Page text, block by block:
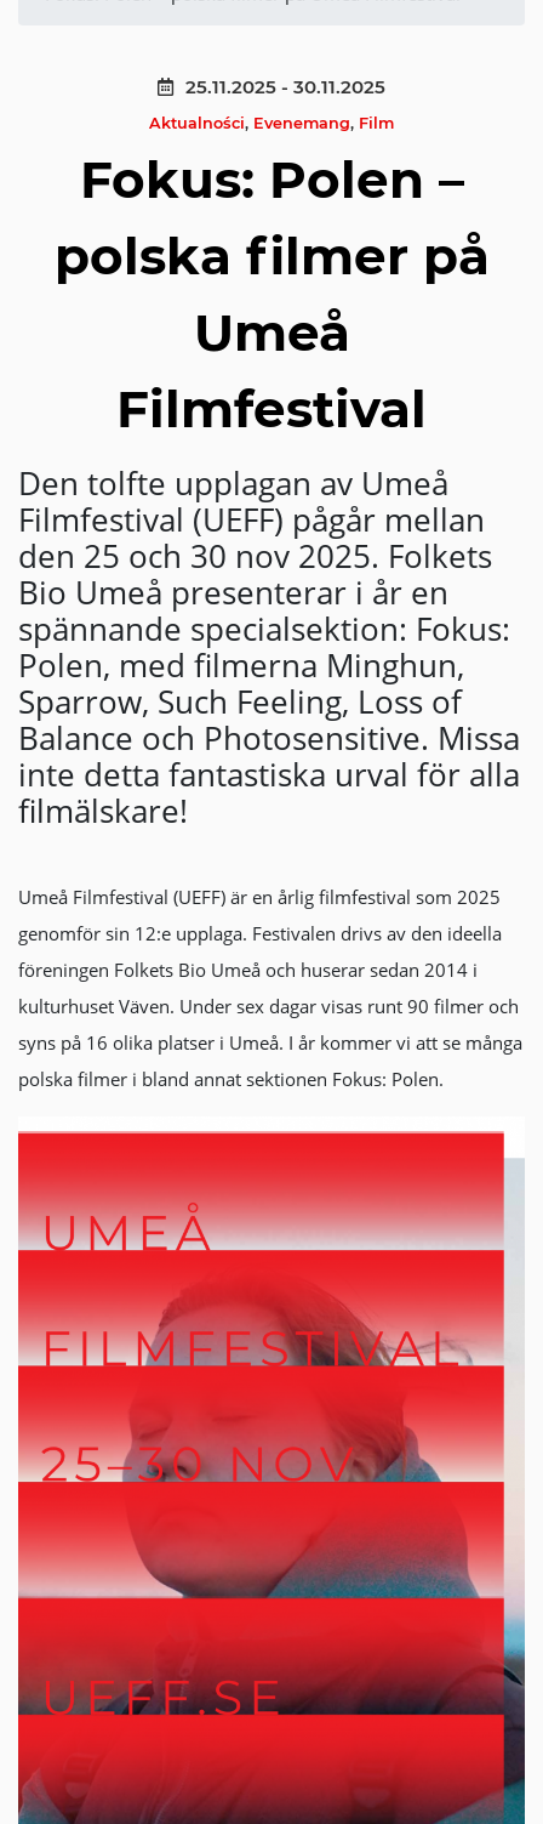
25.11.2025 - 30.11.2025
Aktualności, Evenemang, Film
Fokus: Polen –
polska filmer på
Umeå
Filmfestival
Den tolfte upplagan av Umeå
Filmfestival (UEFF) pågår mellan
den 25 och 30 nov 2025. Folkets
Bio Umeå presenterar i år en
spännande specialsektion: Fokus:
Polen, med filmerna Minghun,
Sparrow, Such Feeling, Loss of
Balance och Photosensitive. Missa
inte detta fantastiska urval för alla
filmälskare!
Umeå Filmfestival (UEFF) är en årlig filmfestival som 2025
genomför sin 12:e upplaga. Festivalen drivs av den ideella
föreningen Folkets Bio Umeå och huserar sedan 2014 i
kulturhuset Väven. Under sex dagar visas runt 90 filmer och
syns på 16 olika platser i Umeå. I år kommer vi att se många
polska filmer i bland annat sektionen Fokus: Polen.